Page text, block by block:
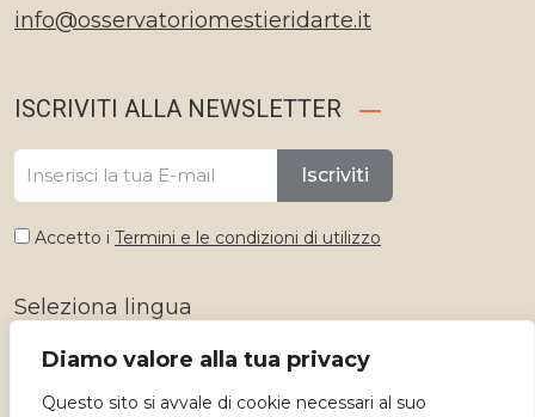
Diamo valore alla tua privacy
Questo sito si avvale di cookie necessari al suo
info@osservatoriomestieridarte.it
ISCRIVITI ALLA NEWSLETTER
Iscriviti
Accetto i Termini e le condizioni di utilizzo
Seleziona lingua